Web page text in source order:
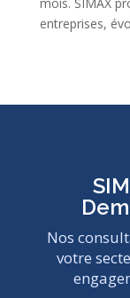
entreprises,
Nos
votre